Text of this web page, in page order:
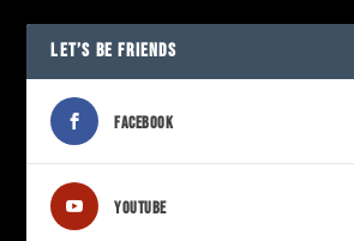
LET’S BE FRIENDS
FACEBOOK
YOUTUBE